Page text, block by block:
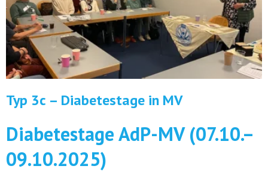
Typ 3c – Diabetestage in MV
Diabetestage AdP-MV (07.10.–
09.10.2025)